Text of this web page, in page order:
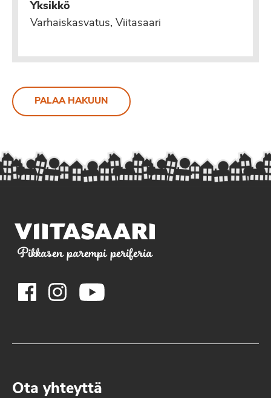
Yksikkö
Varhaiskasvatus, Viitasaari
PALAA HAKUUN
Pikkasen parempi periferia
Ota yhteyttä